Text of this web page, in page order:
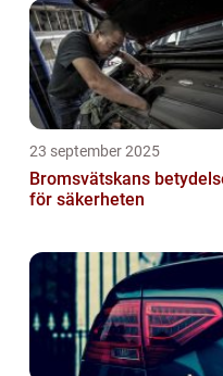
23 september 2025
Bromsvätskans
för säkerheten